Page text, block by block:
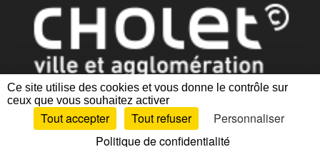
Ce site utilise des cookies et vous donne le contrôle sur
ceux que vous souhaitez activer
Tout accepter Tout refuser
Personnaliser
Politique de confidentialité
Mentions légales|Politique de confidentialité
des cookies |Plan du site Accessibilité : partiellement conforme